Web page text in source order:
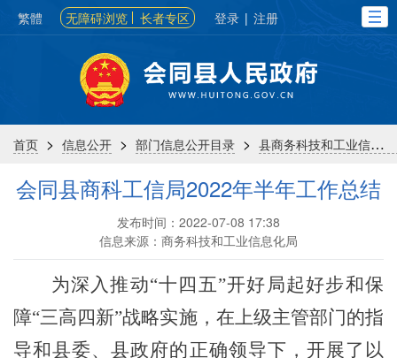
繁體 无障碍浏览 长者专区 登录 | 注册
首页 > 信息公开 > 部门信息公开目录 > 县商务科技和工业信息化局
会同县商科工信局2022年半年工作总结
发布时间：2022-07-08 17:38
信息来源：商务科技和工业信息化局
为深入推动“十四五”开好局起好步和保
障“三高四新”战略实施，在上级主管部门的指
导和县委、县政府的正确领导下，开展了以